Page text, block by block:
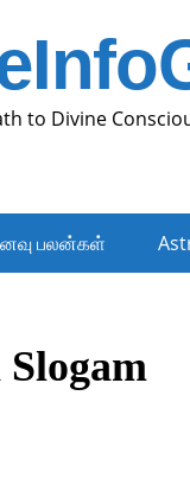
to Divine
பலன்கள்